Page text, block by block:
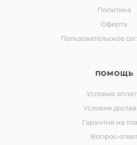
Политика
Оферта
Пользовательское
ПОМОЩЬ
Условия
Условия
Гарантия на
Вопрос-ответ